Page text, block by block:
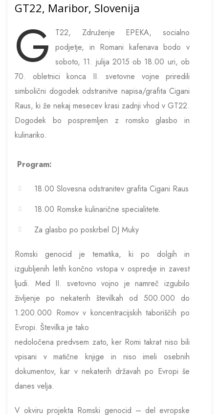
GT22, Maribor, Slovenija
G
T22, Združenje EPEKA, socialno
podjetje, in Romani kafenava bodo v
soboto, 11. julija 2015 ob 18.00 uri, ob
70. obletnici konca II. svetovne vojne priredili
simbolični dogodek odstranitve napisa/grafita Cigani
Raus, ki že nekaj mesecev krasi zadnji vhod v GT22.
Dogodek bo pospremljen z romsko glasbo in
kulinariko.
Program:
18.00 Slovesna odstranitev grafita Cigani Raus
18.00 Romske kulinarične specialitete.
Za glasbo po poskrbel DJ Muky
Romski genocid je tematika, ki po dolgih in
izgubljenih letih končno vstopa v ospredje in zavest
ljudi. Med II. svetovno vojno je namreč izgubilo
življenje po nekaterih številkah od 500.000 do
1.200.000 Romov v koncentracijskih taboriščih po
Evropi. Številka je tako
nedoločena predvsem zato, ker Romi takrat niso bili
vpisani v matične knjige in niso imeli osebnih
dokumentov, kar v nekaterih državah po Evropi še
danes velja.
V okviru projekta Romski genocid – del evropske